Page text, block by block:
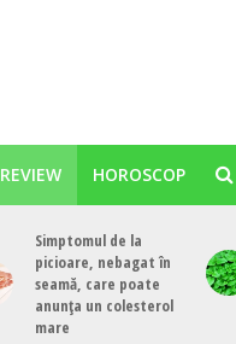
REVIEW HOROSCOP
Simptomul de la
picioare, nebagat în
seamă, care poate
anunța un colesterol
mare